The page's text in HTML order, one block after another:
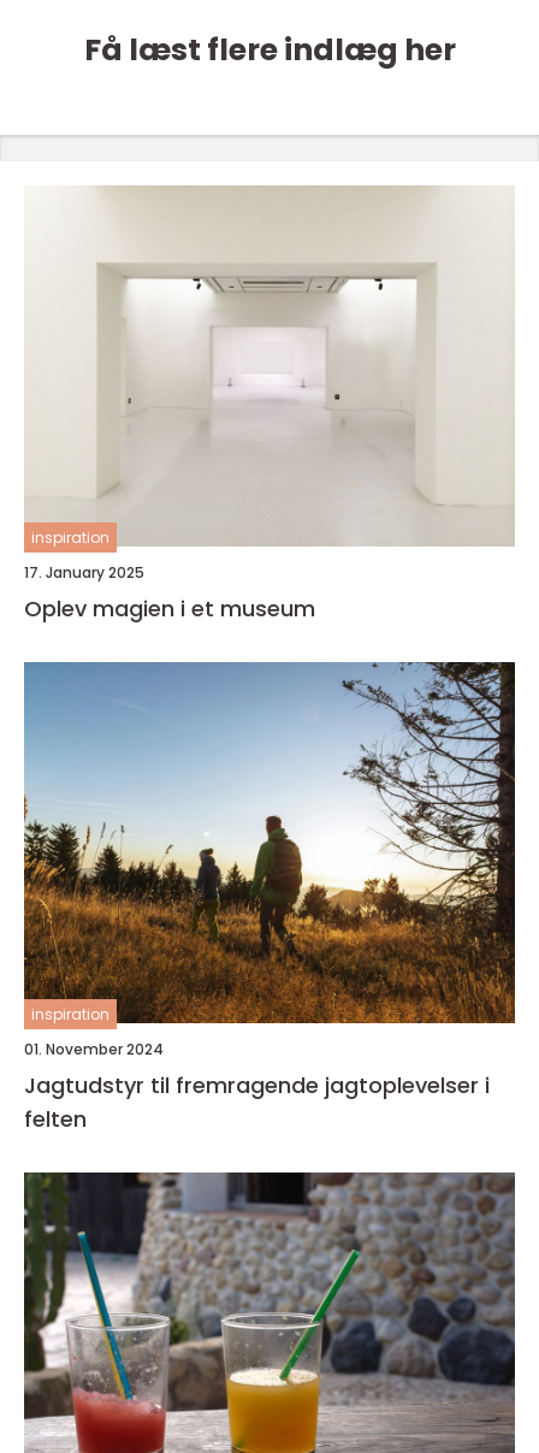
Få læst flere indlæg her
inspiration
17. January 2025
Oplev magien i et museum
inspiration
01. November 2024
Jagtudstyr til fremragende jagtoplevelser i
felten